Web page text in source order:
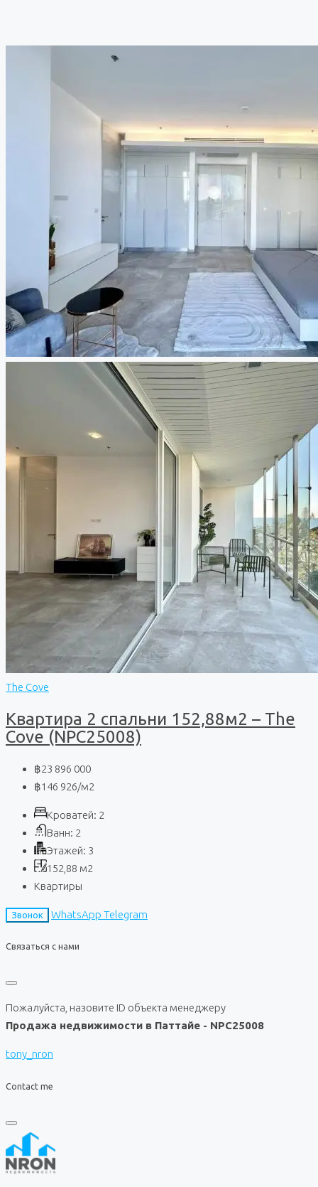
The Cove
Квартира 2 спальни 152,88м2 – The
Cove (NPC25008)
฿23 896 000
฿146 926/м2
Кроватей: 2
Ванн: 2
Этажей: 3
152,88 м2
Квартиры
Звонок WhatsApp Telegram
Связаться с нами
Пожалуйста, назовите ID объекта менеджеру
Продажа недвижимости в Паттайе - NPC25008
tony_nron
Contact me